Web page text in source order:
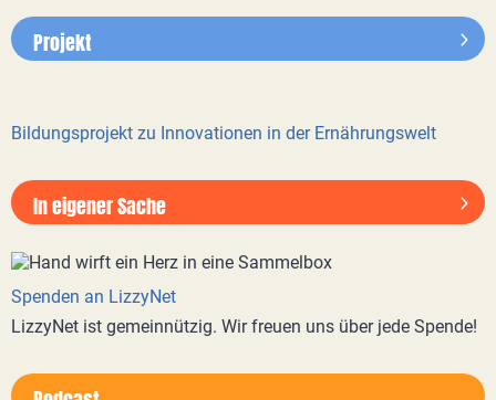
Projekt
Bildungsprojekt zu Innovationen in der Ernährungswelt
In eigener Sache
Spenden an LizzyNet
LizzyNet ist gemeinnützig. Wir freuen uns über jede Spende!